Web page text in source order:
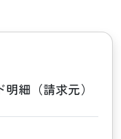
細（請求元）